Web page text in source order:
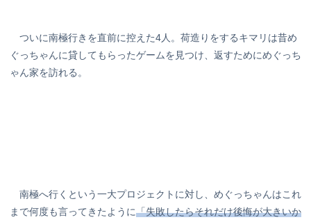
ついに南極行きを直前に控えた4人。荷造りをするキマリは昔め
ぐっちゃんに貸してもらったゲームを見つけ、返すためにめぐっち
ゃん家を訪れる。
南極へ行くという一大プロジェクトに対し、めぐっちゃんはこれ
まで何度も言ってきたように「失敗したらそれだけ後悔が大きいか